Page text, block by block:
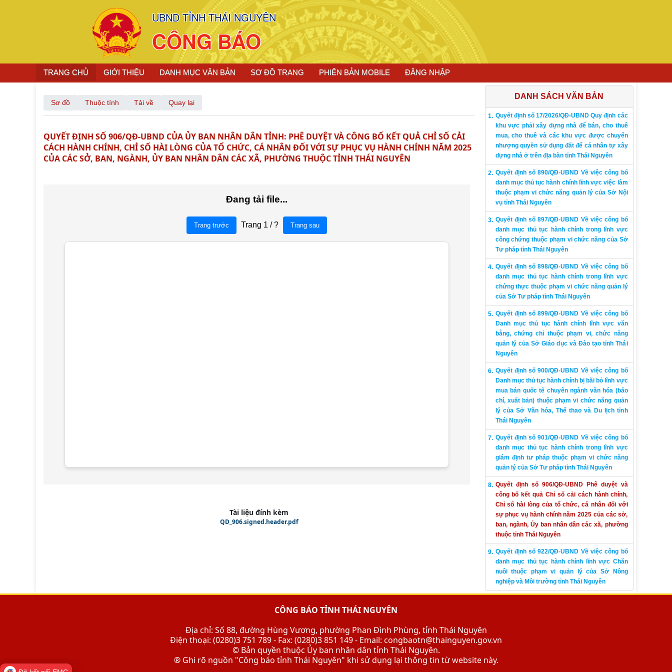
UBND TỈNH THÁI NGUYÊN
CÔNG BÁO
TRANG CHỦ GIỚI THIỆU DANH MỤC VĂN BẢN SƠ ĐỒ TRANG PHIÊN BẢN MOBILE ĐĂNG NHẬP
Sơ đồ Thuộc tính Tải về Quay lại
QUYẾT ĐỊNH SỐ 906/QĐ-UBND CỦA ỦY BAN NHÂN DÂN TỈNH: PHÊ DUYỆT VÀ CÔNG BỐ KẾT QUẢ CHỈ SỐ CẢI
CÁCH HÀNH CHÍNH, CHỈ SỐ HÀI LÒNG CỦA TỔ CHỨC, CÁ NHÂN ĐỐI VỚI SỰ PHỤC VỤ HÀNH CHÍNH NĂM 2025
CỦA CÁC SỞ, BAN, NGÀNH, ỦY BAN NHÂN DÂN CÁC XÃ, PHƯỜNG THUỘC TỈNH THÁI NGUYÊN
Tài liệu đính kèm
QD_906.signed.header.pdf
DANH SÁCH VĂN BẢN
Quyết định số 17/2026/QĐ-UBND Quy định các
khu vực phải xây dựng nhà để bán, cho thuê
mua, cho thuê và các khu vực được chuyển
nhượng quyền sử dụng đất để cá nhân tự xây
dựng nhà ở trên địa bàn tỉnh Thái Nguyên
Quyết định số 890/QĐ-UBND Về việc công bố
danh mục thủ tục hành chính lĩnh vực việc làm
thuộc phạm vi chức năng quản lý của Sở Nội
vụ tỉnh Thái Nguyên
Quyết định số 897/QĐ-UBND Về việc công bố
danh mục thủ tục hành chính trong lĩnh vực
công chứng thuộc phạm vi chức năng của Sở
Tư pháp tỉnh Thái Nguyên
Quyết định số 898/QĐ-UBND Về việc công bố
danh mục thủ tục hành chính trong lĩnh vực
chứng thực thuộc phạm vi chức năng quản lý
của Sở Tư pháp tỉnh Thái Nguyên
Quyết định số 899/QĐ-UBND Về việc công bố
Danh mục thủ tục hành chính lĩnh vực văn
bằng, chứng chỉ thuộc phạm vi, chức năng
quản lý của Sở Giáo dục và Đào tạo tỉnh Thái
Nguyên
Quyết định số 900/QĐ-UBND Về việc công bố
Danh mục thủ tục hành chính bị bãi bỏ lĩnh vực
mua bán quốc tế chuyên ngành văn hóa (báo
chí, xuất bản) thuộc phạm vi chức năng quản
lý của Sở Văn hóa, Thể thao và Du lịch tỉnh
Thái Nguyên
Quyết định số 901/QĐ-UBND Về việc công bố
danh mục thủ tục hành chính trong lĩnh vực
giám định tư pháp thuộc phạm vi chức năng
quản lý của Sở Tư pháp tỉnh Thái Nguyên
Quyết định số 906/QĐ-UBND Phê duyệt và
công bố kết quả Chỉ số cải cách hành chính,
Chỉ số hài lòng của tổ chức, cá nhân đối với
sự phục vụ hành chính năm 2025 của các sở,
ban, ngành, Ủy ban nhân dân các xã, phường
thuộc tỉnh Thái Nguyên
Quyết định số 922/QĐ-UBND Về việc công bố
danh mục thủ tục hành chính lĩnh vực Chăn
nuôi thuộc phạm vi quản lý của Sở Nông
nghiệp và Môi trường tỉnh Thái Nguyên
CÔNG BÁO TỈNH THÁI NGUYÊN
Địa chỉ: Số 88, đường Hùng Vương, phường Phan Đình Phùng, tỉnh Thái Nguyên
Điện thoại: (0280)3 751 789 - Fax: (0280)3 851 149 - Email: congbaotn@thainguyen.gov.vn
© Bản quyền thuộc Ủy ban nhân dân tỉnh Thái Nguyên.
® Ghi rõ nguồn "Công báo tỉnh Thái Nguyên" khi sử dụng lại thông tin từ website này.